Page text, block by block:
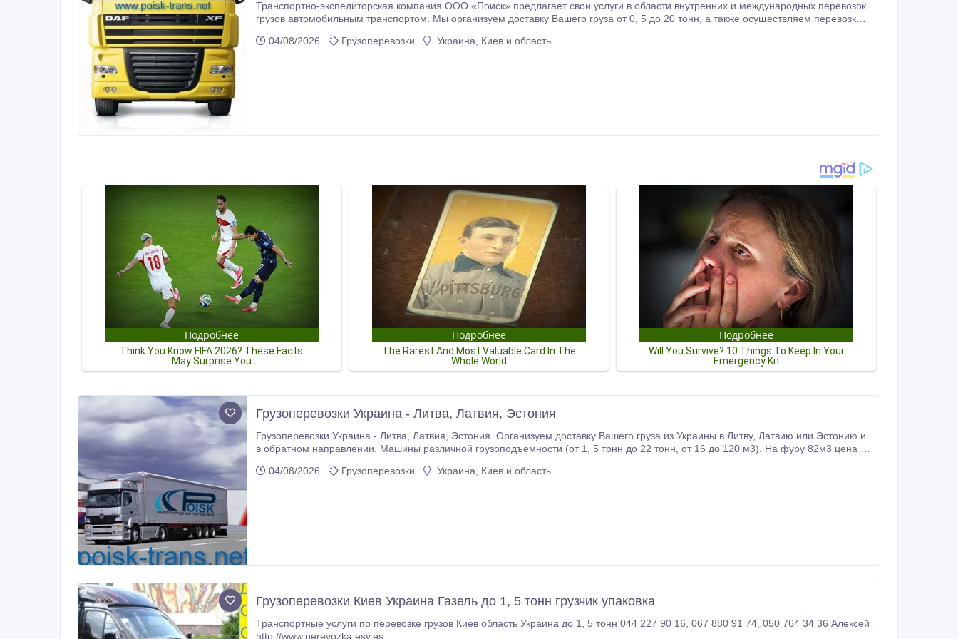
Транспортно-экспедиторская компания ООО «Поиск» предлагает свои услуги в области внутренних и международных перевозок
грузов автомобильным транспортом. Мы организуем доставку Вашего груза от 0, 5 до 20 тонн, а также осуществляем перевозки
04/08/2026
Грузоперевозки Украина, Киев и область
Грузоперевозки Украина - Литва, Латвия, Эстония
Грузоперевозки Украина - Литва, Латвия, Эстония. Организуем доставку Вашего груза из Украины в Литву, Латвию или Эстонию и
в обратном направлении. Машины различной грузоподъёмности (от 1, 5 тонн до 22 тонн, от 16 до 120 м3). На фуру 82м3 цена в
04/08/2026
Грузоперевозки Украина, Киев и область
Грузоперевозки Киев Украина Газель до 1, 5 тонн грузчик упаковка
Транспортные услуги по перевозке грузов Киев область Украина до 1, 5 тонн 044 227 90 16, 067 880 91 74, 050 764 34 36 Алексей
http://www.perevozka.esy.es.